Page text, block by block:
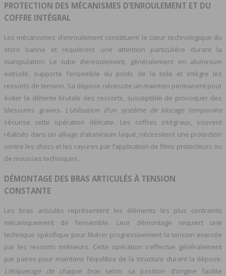
PROTECTION DES MÉCANISMES D’ENROULEMENT ET DU
COFFRE INTÉGRAL
Les mécanismes d’enroulement constituent le cœur technologique du
store banne et requièrent une attention particulière durant la
manipulation. Le tube d’enroulement, généralement en aluminium
extrudé, supporte l’ensemble du poids de la toile et intègre les
ressorts de tension. Sa dépose nécessite un maintien permanent pour
éviter la détente brutale des ressorts, susceptible de provoquer des
blessures graves. L’utilisation d’un système de blocage temporaire
sécurise cette opération délicate. Les coffres intégraux, souvent
réalisés dans un alliage d’aluminium laqué, nécessitent une protection
contre les chocs et les rayures par l’application de films protecteurs ou
de mousses techniques.
DÉMONTAGE DES BRAS ARTICULÉS À TENSION
CONSTANTE
Les bras articulés représentent les éléments les plus contraints
mécaniquement de l’ensemble. Leur démontage requiert une
technique spécifique pour libérer progressivement la tension exercée
par les ressorts intérieurs. Cette opération s’effectue généralement
par paires pour maintenir l’équilibre de la structure durant la dépose.
L’étiquetage de chaque bras selon sa position d’origine facilite